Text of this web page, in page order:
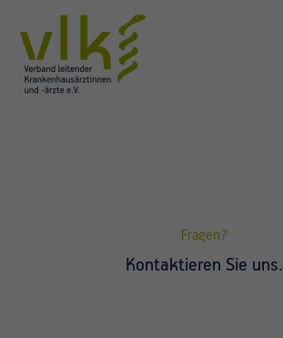
Fragen?
Kontaktieren Sie uns.